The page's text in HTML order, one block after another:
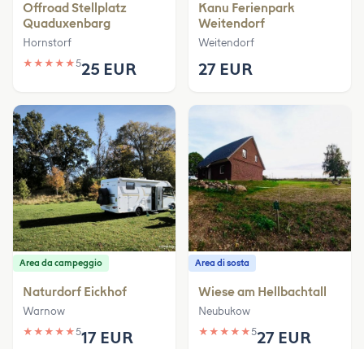
Offroad Stellplatz
Quaduxenbarg
Hornstorf
★ ★ ★ ★ ★525 EUR
Kanu Ferienpark
Weitendorf
Weitendorf
27 EUR
Area da campeggio
Naturdorf Eickhof
Warnow
★ ★ ★ ★ ★517 EUR
Area di sosta
Wiese am Hellbachtall
Neubukow
★ ★ ★ ★ ★527 EUR